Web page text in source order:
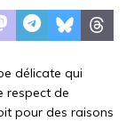
délicate qui
respect de
pour des raisons